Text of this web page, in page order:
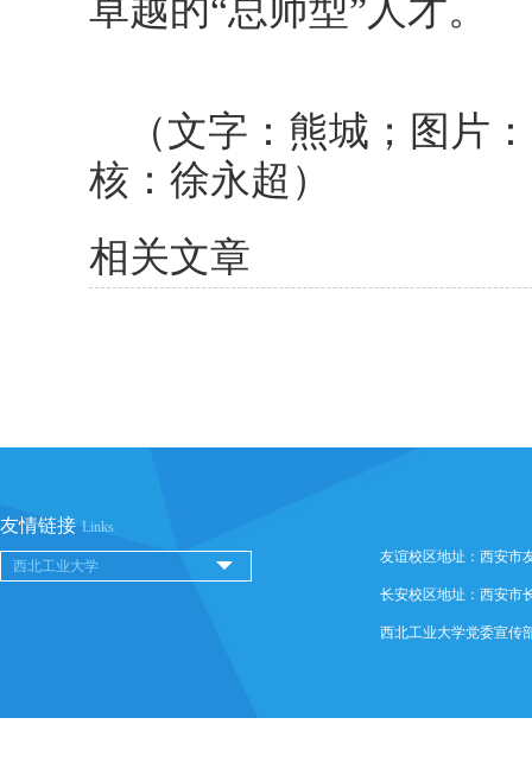
卓越的“总师型”人才。
（文字：熊城；图片
核：徐永超）
相关文章
友情链接 Links
友谊校区地址：西安市
长安校区地址：西安市
西北工业大学党委宣传